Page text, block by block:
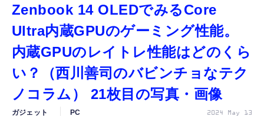
AI
ガジェット
ゲーム
Zenbook 14 OLEDでみるCore
Ultra内蔵GPUのゲーミング性能。
内蔵GPUのレイトレ性能はどのくら
い？（西川善司のバビンチョなテク
ノコラム） 21枚目の写真・画像
ガジェット PC 2024 May 13